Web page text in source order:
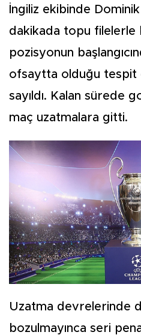
İngiliz ekibinde
dakikada topu filelerle
pozisyonun
ofsaytta olduğu tespit
sayıldı. Kalan sürede
maç uzatmalara gitti.
Uzatma devrelerinde
bozulmayınca seri